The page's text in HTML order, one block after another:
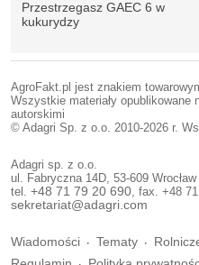
Przestrzegasz GAEC 6 w
kukurydzy
AgroFakt.pl jest znakiem
Wszystkie materiały opublikowane
autorskimi
© Adagri Sp. z o.o. 2010-2026 r.
Adagri sp. z o.o.
ul. Fabryczna 14D, 53-609 Wrocław
tel. +48 71 79 20 690 , fax. +48
sekretariat@adagri.com
Wiadomości Tematy